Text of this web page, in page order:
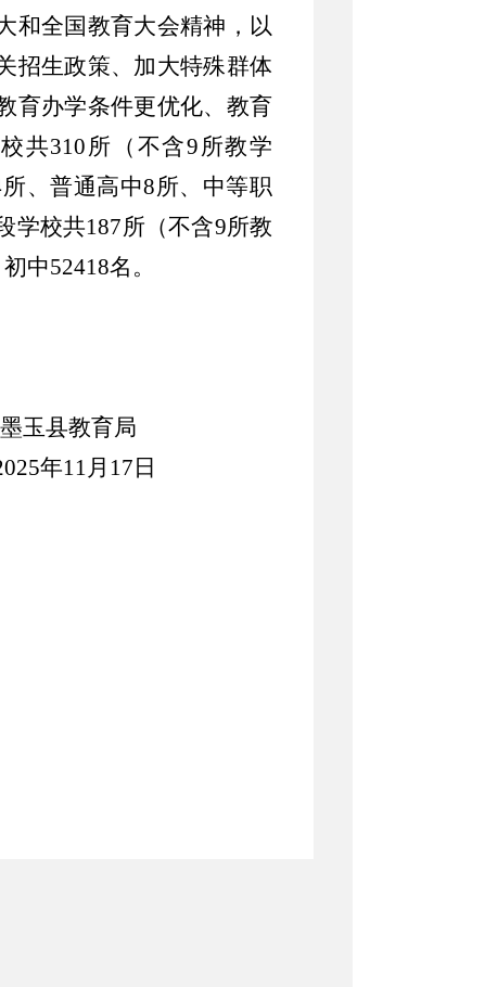
和全国教育大会精神，以
招生政策、加大特殊群体
育办学条件更优化、教育
共310所（不含9所教学
、普通高中8所、中等职
学校共187所（不含9所教
中52418名。
墨玉县教育局
年11月17日